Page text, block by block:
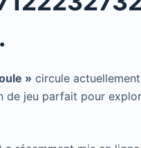
» circule
de jeu parfait pour